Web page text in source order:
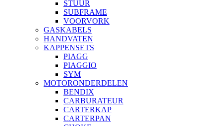
STUUR
SUBFRAME
VOORVORK
GASKABELS
HANDVATEN
KAPPENSETS
PIAGG
PIAGGIO
SYM
MOTORONDERDELEN
BENDIX
CARBURATEUR
CARTERKAP
CARTERPAN